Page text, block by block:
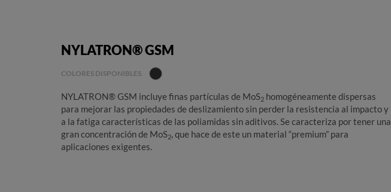
NYLATRON® GSM
COLORES DISPONIBLES
NYLATRON® GSM incluye finas partículas de MoS2 homogéneamente dispersas
para mejorar las propiedades de deslizamiento sin perder la resistencia al impacto y
a la fatiga características de las poliamidas sin aditivos. Se caracteriza por tener una
gran concentración de MoS2, que hace de este un material “premium” para
aplicaciones exigentes.